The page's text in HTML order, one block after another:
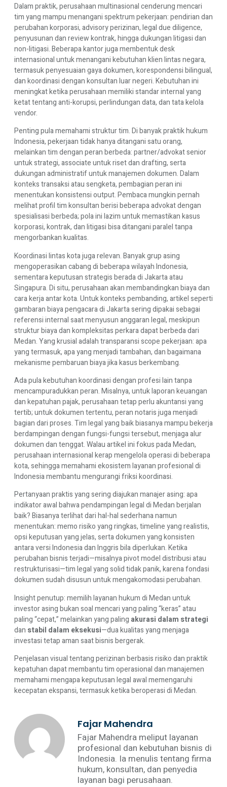
Dalam praktik, perusahaan multinasional cenderung mencari
tim yang mampu menangani spektrum pekerjaan: pendirian dan
perubahan korporasi, advisory perizinan, legal due diligence,
penyusunan dan review kontrak, hingga dukungan litigasi dan
non-litigasi. Beberapa kantor juga membentuk desk
internasional untuk menangani kebutuhan klien lintas negara,
termasuk penyesuaian gaya dokumen, korespondensi bilingual,
dan koordinasi dengan konsultan luar negeri. Kebutuhan ini
meningkat ketika perusahaan memiliki standar internal yang
ketat tentang anti-korupsi, perlindungan data, dan tata kelola
vendor.
Penting pula memahami struktur tim. Di banyak praktik hukum
Indonesia, pekerjaan tidak hanya ditangani satu orang,
melainkan tim dengan peran berbeda: partner/advokat senior
untuk strategi, associate untuk riset dan drafting, serta
dukungan administratif untuk manajemen dokumen. Dalam
konteks transaksi atau sengketa, pembagian peran ini
menentukan konsistensi output. Pembaca mungkin pernah
melihat profil tim konsultan berisi beberapa advokat dengan
spesialisasi berbeda; pola ini lazim untuk memastikan kasus
korporasi, kontrak, dan litigasi bisa ditangani paralel tanpa
mengorbankan kualitas.
Koordinasi lintas kota juga relevan. Banyak grup asing
mengoperasikan cabang di beberapa wilayah Indonesia,
sementara keputusan strategis berada di Jakarta atau
Singapura. Di situ, perusahaan akan membandingkan biaya dan
cara kerja antar kota. Untuk konteks pembanding, artikel seperti
gambaran biaya pengacara di Jakartasering dipakai sebagai
referensi internal saat menyusun anggaran legal, meskipun
struktur biaya dan kompleksitas perkara dapat berbeda dari
Medan. Yang krusial adalah transparansi scope pekerjaan: apa
yang termasuk, apa yang menjadi tambahan, dan bagaimana
mekanisme pembaruan biaya jika kasus berkembang.
Ada pula kebutuhan koordinasi dengan profesi lain tanpa
mencampuradukkan peran. Misalnya, untuk laporan keuangan
dan kepatuhan pajak, perusahaan tetap perlu akuntansi yang
tertib; untuk dokumen tertentu, peran notaris juga menjadi
bagian dari proses. Tim legal yang baik biasanya mampu bekerja
berdampingan dengan fungsi-fungsi tersebut, menjaga alur
dokumen dan tenggat. Walau artikel ini fokus pada Medan,
perusahaan internasional kerap mengelola operasi di beberapa
kota, sehingga memahami ekosistem layanan profesional di
Indonesia membantu mengurangi friksi koordinasi.
Pertanyaan praktis yang sering diajukan manajer asing: apa
indikator awal bahwa pendampingan legal di Medan berjalan
baik? Biasanya terlihat dari hal-hal sederhana namun
menentukan: memo risiko yang ringkas, timeline yang realistis,
opsi keputusan yang jelas, serta dokumen yang konsisten
antara versi Indonesia dan Inggris bila diperlukan. Ketika
perubahan bisnis terjadi—misalnya pivot model distribusi atau
restrukturisasi—tim legal yang solid tidak panik, karena fondasi
dokumen sudah disusun untuk mengakomodasi perubahan.
Insight penutup: memilih layanan hukum di Medan untuk
investor asing bukan soal mencari yang paling “keras” atau
paling “cepat,” melainkan yang paling akurasi dalam strategi
dan stabil dalam eksekusi—dua kualitas yang menjaga
investasi tetap aman saat bisnis bergerak.
Penjelasan visual tentang perizinan berbasis risiko dan praktik
kepatuhan dapat membantu tim operasional dan manajemen
memahami mengapa keputusan legal awal memengaruhi
kecepatan ekspansi, termasuk ketika beroperasi di Medan.
Fajar Mahendra
Fajar Mahendra meliput layanan
profesional dan kebutuhan bisnis di
Indonesia. Ia menulis tentang firma
hukum, konsultan, dan penyedia
layanan bagi perusahaan.